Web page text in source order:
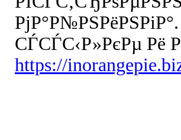
СЃСЃС‹Р»РєРµ Рё
https://